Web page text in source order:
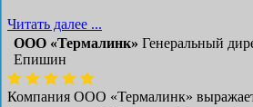
Читать далее ...
ООО «Термалинк» Генеральный
Епишин
Компания ООО «Термалинк»